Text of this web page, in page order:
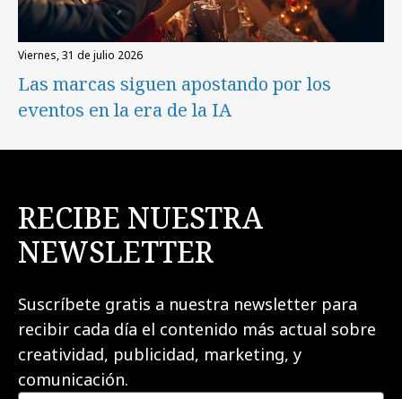
viernes, 31 de julio 2026
Las marcas siguen apostando por los
eventos en la era de la IA
RECIBE NUESTRA
NEWSLETTER
Suscríbete gratis a nuestra newsletter para
recibir cada día el contenido más actual sobre
creatividad, publicidad, marketing, y
comunicación.